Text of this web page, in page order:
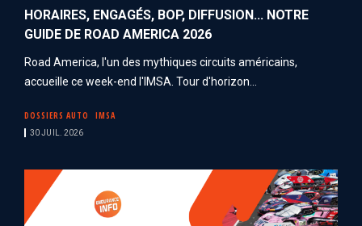
HORAIRES, ENGAGÉS, BOP, DIFFUSION... NOTRE
GUIDE DE ROAD AMERICA 2026
Road America, l'un des mythiques circuits américains,
accueille ce week-end l'IMSA. Tour d'horizon...
DOSSIERS AUTO IMSA
30 JUIL. 2026